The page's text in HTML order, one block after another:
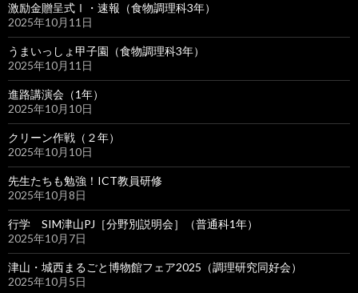
激励金贈呈式Ⅰ・速報（食物調理科3年）
2025年10月11日
うまいっしょ甲子園（食物調理科3年）
2025年10月11日
進路講演会（1年）
2025年10月10日
クリーン作戦（２年）
2025年10月10日
先生たちも勉強！ICT教員研修
2025年10月8日
行学 SIM津山PJ［分野別説明会］（普通科1年）
2025年10月7日
津山・城西まるごと博物館フェア2025（調理研究同好会）
2025年10月5日